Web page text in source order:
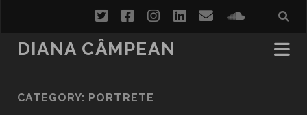
twitterfacebookinstagram
linkedin
email
DIANA CÂMPEAN
CATEGORY: PORTRETE